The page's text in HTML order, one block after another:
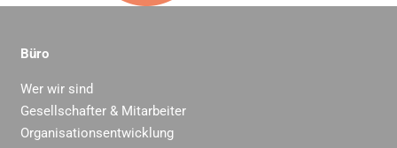
Büro
Wer wir sind
Gesellschafter & Mitarbeiter
Organisationsentwicklung